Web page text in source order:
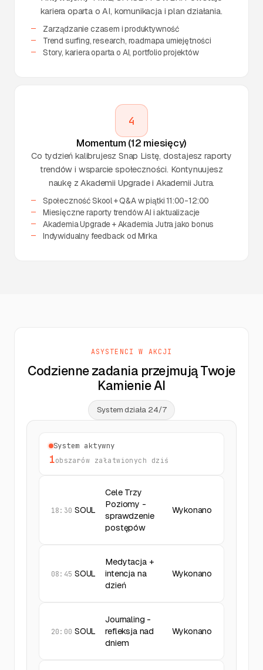
kariera oparta o AI, komunikacja i plan działania.
Zarządzanie czasem i produktywność
Trend surfing, research, roadmapa umiejętności
Story, kariera oparta o AI, portfolio projektów
4
Momentum (12 miesięcy)
Co tydzień kalibrujesz Snap Listę, dostajesz raporty
trendów i wsparcie społeczności. Kontynuujesz
naukę z Akademii Upgrade i Akademii Jutra.
Społeczność Skool + Q&A w piątki 11:00-12:00
Miesięczne raporty trendów AI i aktualizacje
Akademia Upgrade + Akademia Jutra jako bonus
Indywidualny feedback od Mirka
ASYSTENCI W AKCJI
Codzienne zadania przejmują Twoje
Kamienie AI
System działa 24/7
System aktywny
2obszarów załatwionych dziś
Medytacja +
intencja na
dzień
refleksja nad
dniem
07:15 REALITY
snu -
analiza
jakości snu i
Wykonano